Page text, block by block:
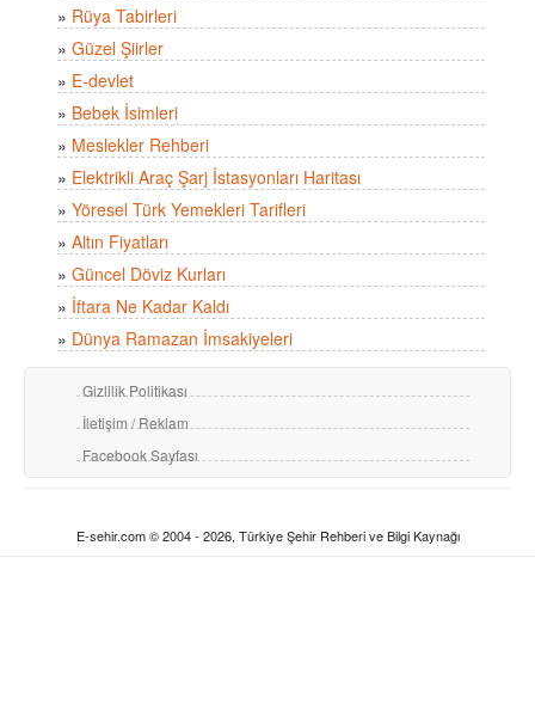
» Rüya Tabirleri
» Güzel Şiirler
» E-devlet
» Bebek İsimleri
» Meslekler Rehberi
» Elektrikli Araç Şarj İstasyonları Haritası
» Yöresel Türk Yemekleri Tarifleri
» Altın Fiyatları
» Güncel Döviz Kurları
» İftara Ne Kadar Kaldı
» Dünya Ramazan İmsakiyeleri
Gizlilik Politikası
İletişim / Reklam
Facebook Sayfası
E-sehir.com © 2004 - 2026, Türkiye Şehir Rehberi ve Bilgi Kaynağı